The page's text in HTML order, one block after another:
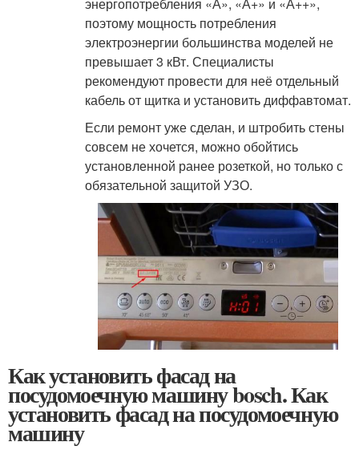
энергопотребления «А», «А+» и «А++»,
поэтому мощность потребления
электроэнергии большинства моделей не
превышает 3 кВт. Специалисты
рекомендуют провести для неё отдельный
кабель от щитка и установить диффавтомат.
Если ремонт уже сделан, и штробить стены
совсем не хочется, можно обойтись
установленной ранее розеткой, но только с
обязательной защитой УЗО.
Как установить фасад на
посудомоечную машину bosch. Как
установить фасад на посудомоечную
машину